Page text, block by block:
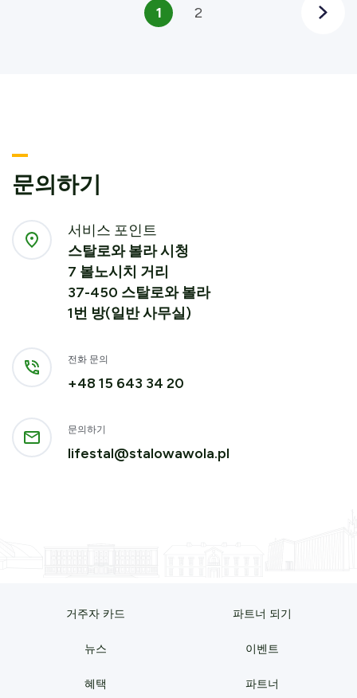
1 2
문의하기
서비스 포인트
스탈로와 볼라 시청
7 볼노시치 거리
37-450 스탈로와 볼라
1번 방(일반 사무실)
전화 문의
+48 15 643 34 20
문의하기
lifestal@stalowawola.pl
거주자 카드 파트너 되기
뉴스 이벤트
혜택 파트너